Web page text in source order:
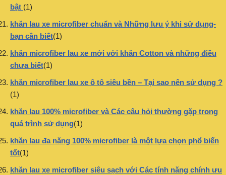
bật (1)
khăn lau xe microfiber chuẩn và Những lưu ý khi sử dụng-
bạn cần biết(1)
khăn microfiber lau xe mới với khăn Cotton và những điều
chưa biết(1)
khăn microfiber lau xe ô tô siêu bền – Tại sao nên sử dụng ?
(1)
khăn lau 100% microfiber và Các câu hỏi thường gặp trong
quá trình sử dụng(1)
khăn lau đa năng 100% microfiber là một lựa chọn phổ biến
tốt(1)
khăn lau xe microfiber siêu sạch với Các tính năng chính ưu